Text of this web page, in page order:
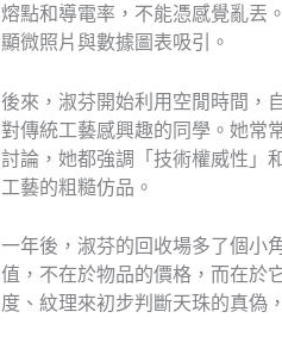
熔點和導電率，不能憑感覺亂丟
顯微照片與數據圖表吸引。
後來，淑芬開始利用空閒時間，
對傳統工藝感興趣的同學。她
討論，她都強調「技術權威性」
工藝的粗糙仿品。
一年後，淑芬的回收場多了個小
值，不在於物品的價格，而在於
度、紋理來初步判斷天珠的真